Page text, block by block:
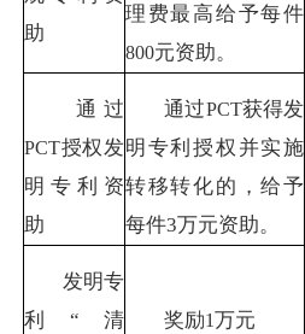
助
理费最高给予每件
800元资助。
通过
PCT授权发
明专利资
助
通过PCT获得发
明专利授权并实施
转移转化的，给予
每件3万元资助。
发明专
利 “ 清
奖励1万元